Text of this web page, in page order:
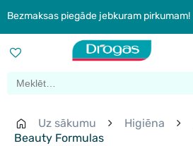
Bezmaksas piegāde jebkuram pirkumam!
Uz sākumu Higiēna
Beauty Formulas